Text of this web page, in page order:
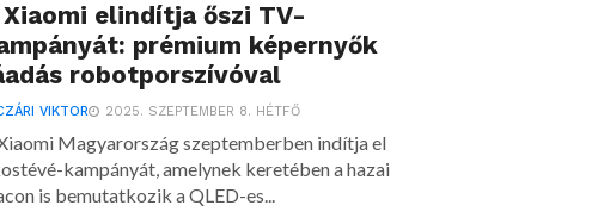
Xiaomi elindítja őszi TV-
prémium képernyők
robotporszívóval
VIKTOR 2025. SZEPTEMBER 8. HÉTFŐ
Magyarország szeptemberben indítja el
kampányát, amelynek keretében a hazai
is bemutatkozik a QLED-es...